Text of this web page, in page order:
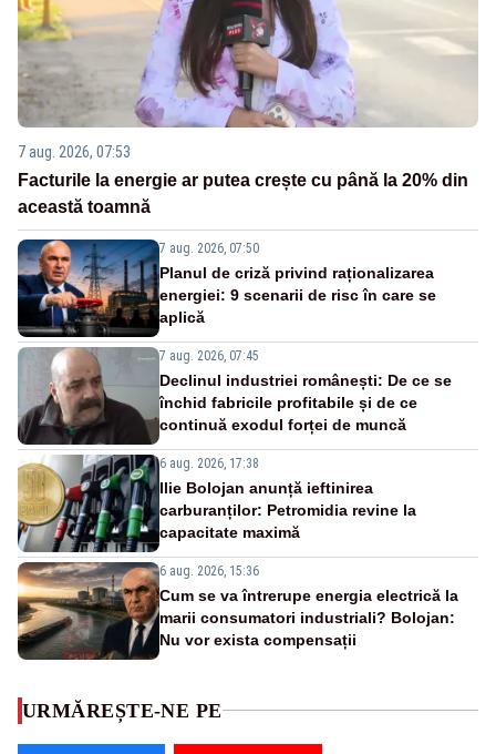
7 aug. 2026, 07:53
Facturile la energie ar putea crește cu până la 20% din
această toamnă
7 aug. 2026, 07:50
Planul de criză privind raționalizarea
energiei: 9 scenarii de risc în care se
aplică
7 aug. 2026, 07:45
Declinul industriei românești: De ce se
închid fabricile profitabile și de ce
continuă exodul forței de muncă
6 aug. 2026, 17:38
Ilie Bolojan anunță ieftinirea
carburanților: Petromidia revine la
capacitate maximă
6 aug. 2026, 15:36
Cum se va întrerupe energia electrică la
marii consumatori industriali? Bolojan:
Nu vor exista compensații
URMĂREȘTE-NE PE